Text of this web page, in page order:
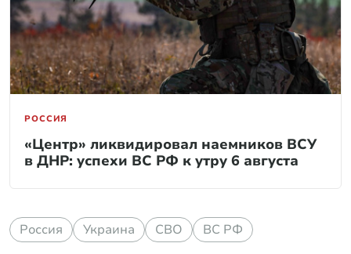
РОССИЯ
«Центр» ликвидировал наемников ВСУ
в ДНР: успехи ВС РФ к утру 6 августа
Россия Украина СВО ВС РФ